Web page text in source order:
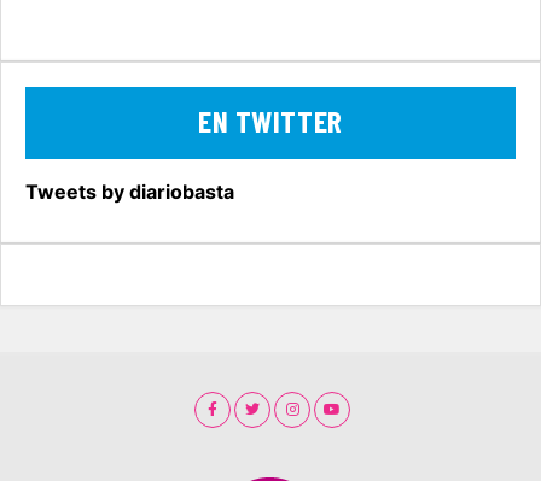
EN TWITTER
Tweets by diariobasta